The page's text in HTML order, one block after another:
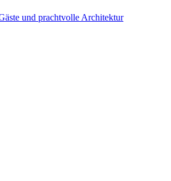
und prachtvolle Architektur